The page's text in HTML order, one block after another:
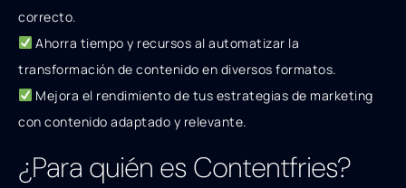
correcto.
Ahorra tiempo y recursos al automatizar la
transformación de contenido en diversos formatos.
Mejora el rendimiento de tus estrategias de marketing
con contenido adaptado y relevante.
¿Para quién es Contentfries?